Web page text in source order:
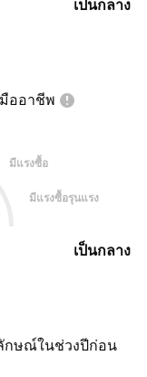
เป็นกลาง
ออาชีพ
มีแรงซื้อ
มีแรงซื้อรุนแรง
เป็นกลาง
กษณ์ในช่วงปีก่อน